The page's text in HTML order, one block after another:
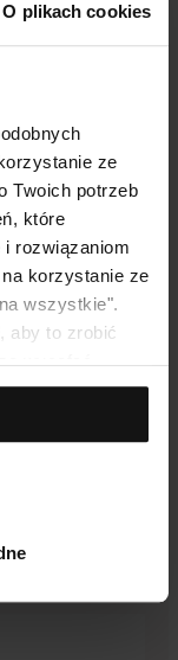
O plikach cookies
ze
Twoich potrzeb
które
rozwiązaniom
korzystanie ze
wszystkie".
aby to zrobić
wycofać
usuwając je